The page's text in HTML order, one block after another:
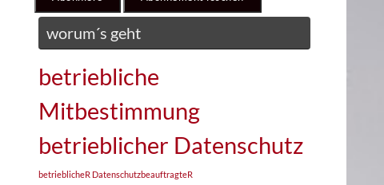
worum´s geht
betriebliche
Mitbestimmung
betrieblicher Datenschutz
betrieblicheR DatenschutzbeauftragteR